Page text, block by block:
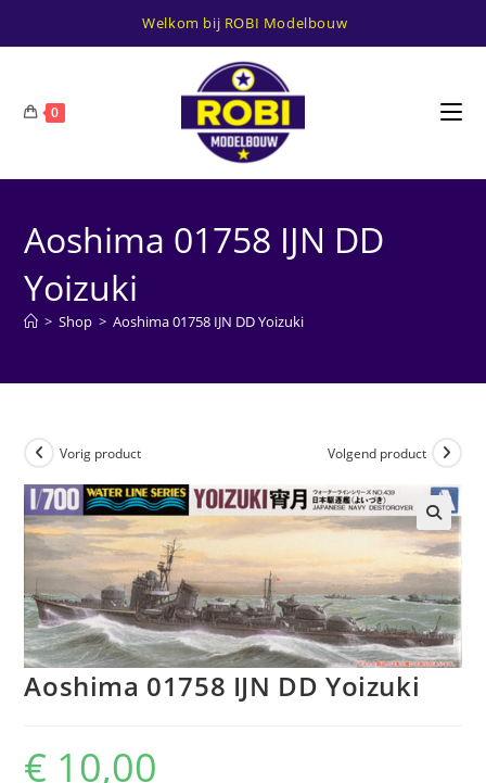
Welkom bij ROBI Modelbouw
0
Aoshima 01758 IJN DD
Yoizuki
> Shop > Aoshima 01758 IJN DD Yoizuki
Vorig product Volgend product
Aoshima 01758 IJN DD Yoizuki
€ 10,00